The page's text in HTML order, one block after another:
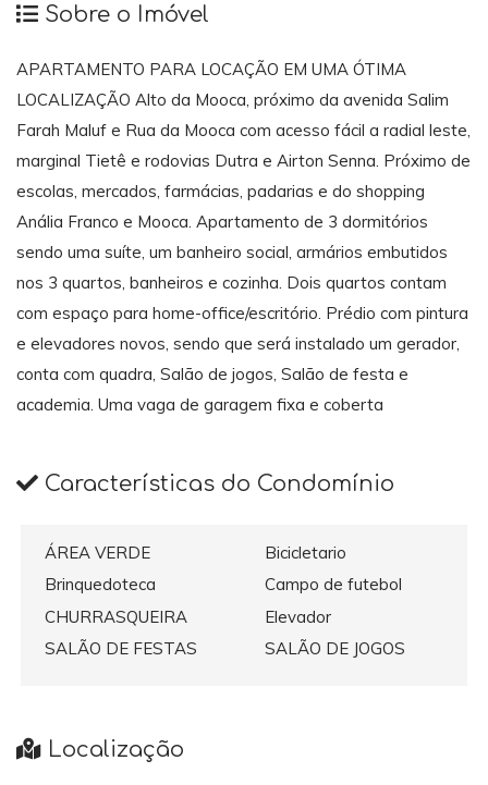
Sobre o Imóvel
APARTAMENTO PARA LOCAÇÃO EM UMA ÓTIMA
LOCALIZAÇÃO Alto da Mooca, próximo da avenida Salim
Farah Maluf e Rua da Mooca com acesso fácil a radial leste,
marginal Tietê e rodovias Dutra e Airton Senna. Próximo de
escolas, mercados, farmácias, padarias e do shopping
Anália Franco e Mooca. Apartamento de 3 dormitórios
sendo uma suíte, um banheiro social, armários embutidos
nos 3 quartos, banheiros e cozinha. Dois quartos contam
com espaço para home-office/escritório. Prédio com pintura
e elevadores novos, sendo que será instalado um gerador,
conta com quadra, Salão de jogos, Salão de festa e
academia. Uma vaga de garagem fixa e coberta
Características do Condomínio
ÁREA VERDE
Bicicletario
Brinquedoteca
Campo de futebol
CHURRASQUEIRA
Elevador
SALÃO DE FESTAS
SALÃO DE JOGOS
Localização